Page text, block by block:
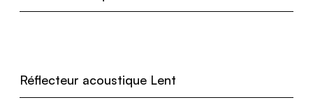
Réflecteur acoustique Lent